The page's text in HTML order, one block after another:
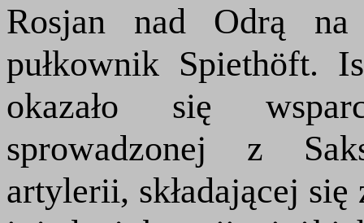
Rosjan nad Odrą na
pułkownik Spiethöft.
okazało się
sprowadzonej z
artylerii, składającej